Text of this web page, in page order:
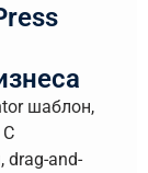
шаблон,
С
and-